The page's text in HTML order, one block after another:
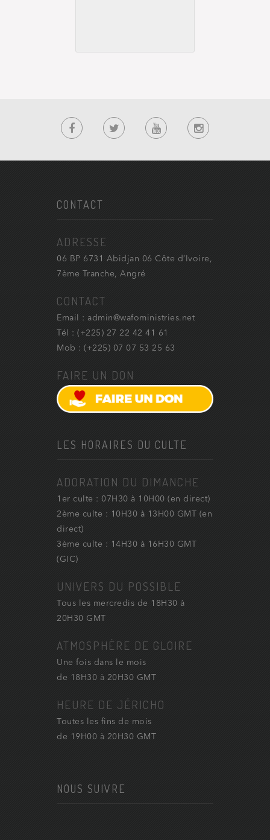
CONTACT
ADRESSE
06 BP 6731 Abidjan 06 Côte d’Ivoire,
7ème Tranche, Angré
CONTACT
Email : admin@wafoministries.net
Tél : (+225) 27 22 42 41 61
Mob : (+225) 07 07 53 25 63
FAIRE UN DON
LES HORAIRES DU CULTE
ADORATION DU DIMANCHE
1er culte : 07H30 à 10H00 (en direct)
2ème culte : 10H30 à 13H00 GMT (en
direct)
3ème culte : 14H30 à 16H30 GMT
(GIC)
UNIVERS DU POSSIBLE
Tous les mercredis de 18H30 à
20H30 GMT
ATMOSPHÈRE DE GLOIRE
Une fois dans le mois
de 18H30 à 20H30 GMT
HEURE DE JÉRICHO
Toutes les fins de mois
de 19H00 à 20H30 GMT
NOUS SUIVRE